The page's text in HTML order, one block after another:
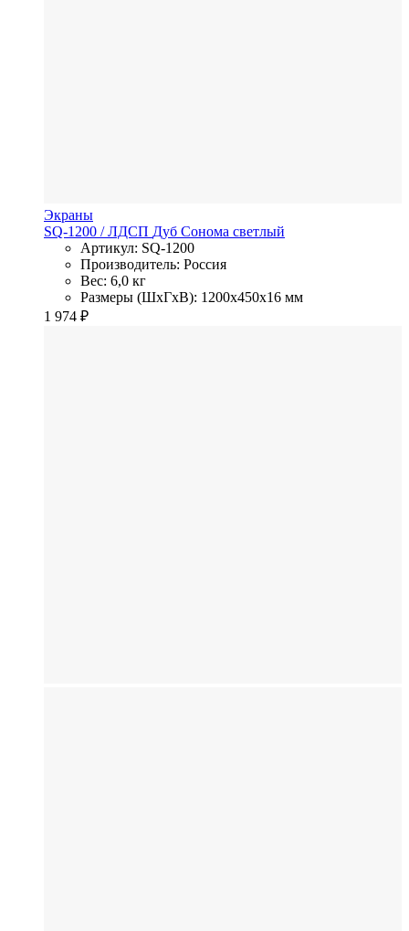
Экраны
SQ-1200 / ЛДСП Дуб Сонома светлый
Артикул: SQ-1200
Производитель: Россия
Вес: 6,0 кг
Размеры (ШхГхВ): 1200x450x16 мм
1 974 ₽